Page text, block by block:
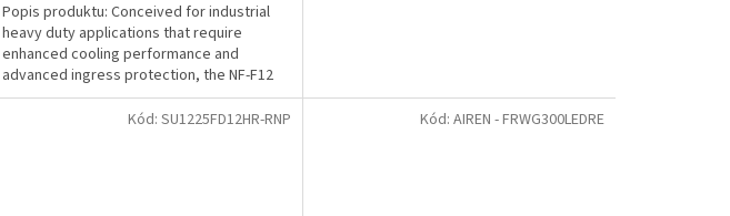
Popis produktu: Conceived for industrial
heavy duty applications that require
enhanced cooling performance and
advanced ingress protection, the NF-F12
industrialPPC (Protected...
Kód: SU1225FD12HR-RNP Kód: AIREN - FRWG300LEDRE